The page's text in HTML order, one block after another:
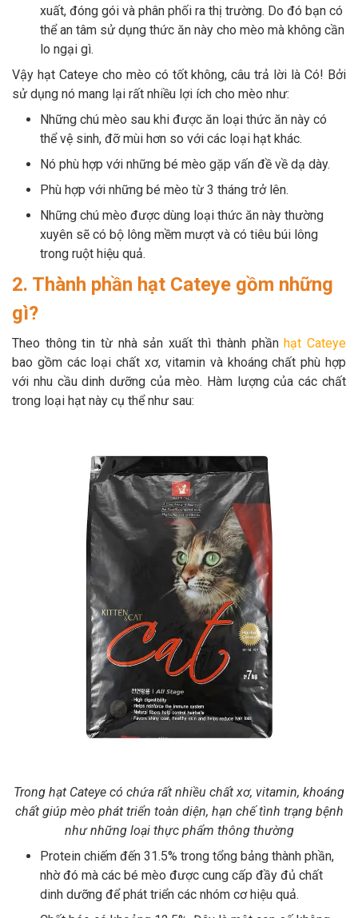
xuất, đóng gói và phân phối ra thị trường. Do đó bạn có
thể an tâm sử dụng thức ăn này cho mèo mà không cần
lo ngại gì.
Vậy hạt Cateye cho mèo có tốt không, câu trả lời là Có! Bởi
sử dụng nó mang lại rất nhiều lợi ích cho mèo như:
Những chú mèo sau khi được ăn loại thức ăn này có
thể vệ sinh, đỡ mùi hơn so với các loại hạt khác.
Nó phù hợp với những bé mèo gặp vấn đề về dạ dày.
Phù hợp với những bé mèo từ 3 tháng trở lên.
Những chú mèo được dùng loại thức ăn này thường
xuyên sẽ có bộ lông mềm mượt và có tiêu búi lông
trong ruột hiệu quả.
2. Thành phần hạt Cateye gồm những
gì?
Theo thông tin từ nhà sản xuất thì thành phầnhạt Cateye
bao gồm các loại chất xơ, vitamin và khoáng chất phù hợp
với nhu cầu dinh dưỡng của mèo. Hàm lượng của các chất
trong loại hạt này cụ thể như sau:
Trong hạt Cateye có chứa rất nhiều chất xơ, vitamin, khoáng
chất giúp mèo phát triển toàn diện, hạn chế tình trạng bệnh
như những loại thực phẩm thông thường
Protein chiếm đến 31.5% trong tổng bảng thành phần,
nhờ đó mà các bé mèo được cung cấp đầy đủ chất
dinh dưỡng để phát triển các nhóm cơ hiệu quả.